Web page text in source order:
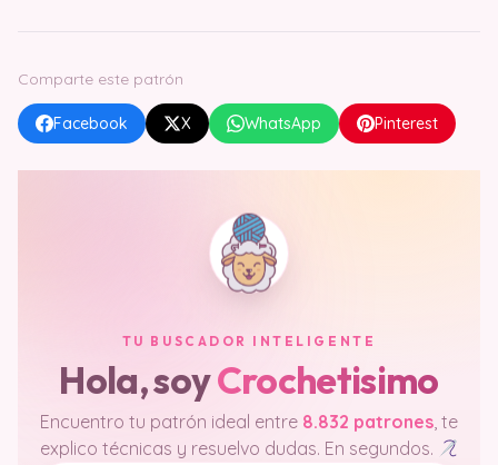
Comparte este patrón
Facebook X WhatsApp Pinterest
TU BUSCADOR INTELIGENTE
Hola, soyCrochetisimo
Encuentro tu patrón ideal entre 8.832 patrones, te
explico técnicas y resuelvo dudas. En segundos.